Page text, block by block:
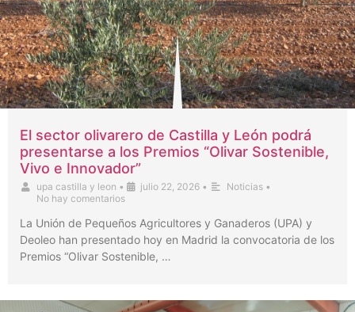
El sector olivarero de Castilla y León podrá
presentarse a los Premios “Olivar Sostenible,
Vivo e Innovador”
upa castilla y leon • julio 22, 2026 • Noticias •
No hay comentarios
La Unión de Pequeños Agricultores y Ganaderos (UPA) y
Deoleo han presentado hoy en Madrid la convocatoria de los
Premios “Olivar Sostenible, …